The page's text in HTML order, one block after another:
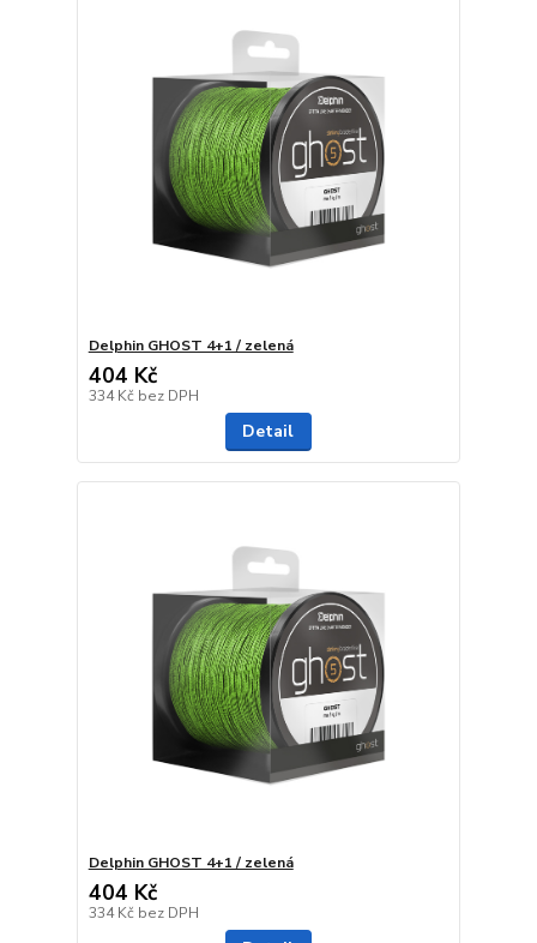
Delphin GHOST 4+1 / zelená
404 Kč
334 Kč bez DPH
Detail
Delphin GHOST 4+1 / zelená
404 Kč
334 Kč bez DPH